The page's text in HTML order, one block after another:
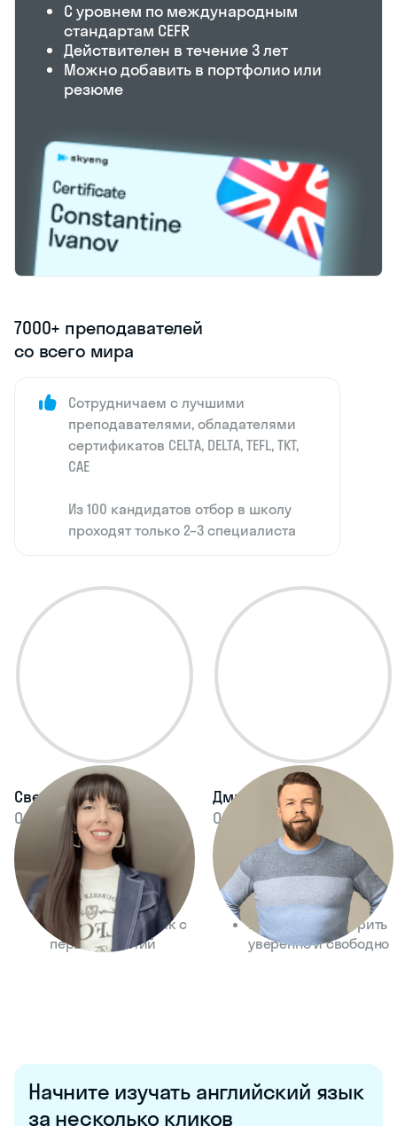
С уровнем по международным
стандартам CEFR
Действителен в течение 3 лет
Можно добавить в портфолио или
резюме
7000+ преподавателей
со всего мира
Сотрудничаем с лучшими
преподавателями, обладателями
сертификатов CELTA, DELTA, TEFL, TKT,
CAE
Из 100 кандидатов отбор в школу
проходят только 2–3 специалиста
Светлана Лалаян
Опыт 8 лет
Проводит занятия в
разных форматах
на высоком уровне
Помогает начать
использовать язык с
первых занятий
Дмитрий Саас
Опыт 8 лет
Делает упор на
живое общение,
а не только на
правила
Помогает заговорить
уверенно и свободно
Начните изучать английский язык
за несколько кликов